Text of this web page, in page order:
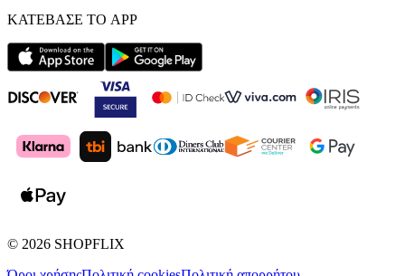
ΚΑΤΕΒΑΣΕ ΤΟ APP
© 2026 SHOPFLIX